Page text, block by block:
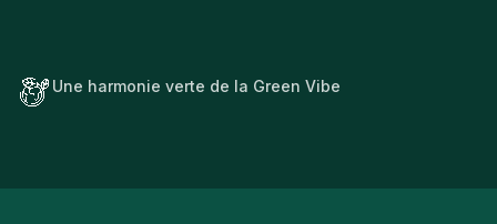
Une harmonie verte de la Green Vibe